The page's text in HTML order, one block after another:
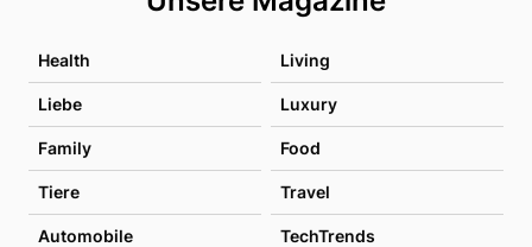
Health Living
Liebe Luxury
Family Food
Tiere Travel
Automobile TechTrends